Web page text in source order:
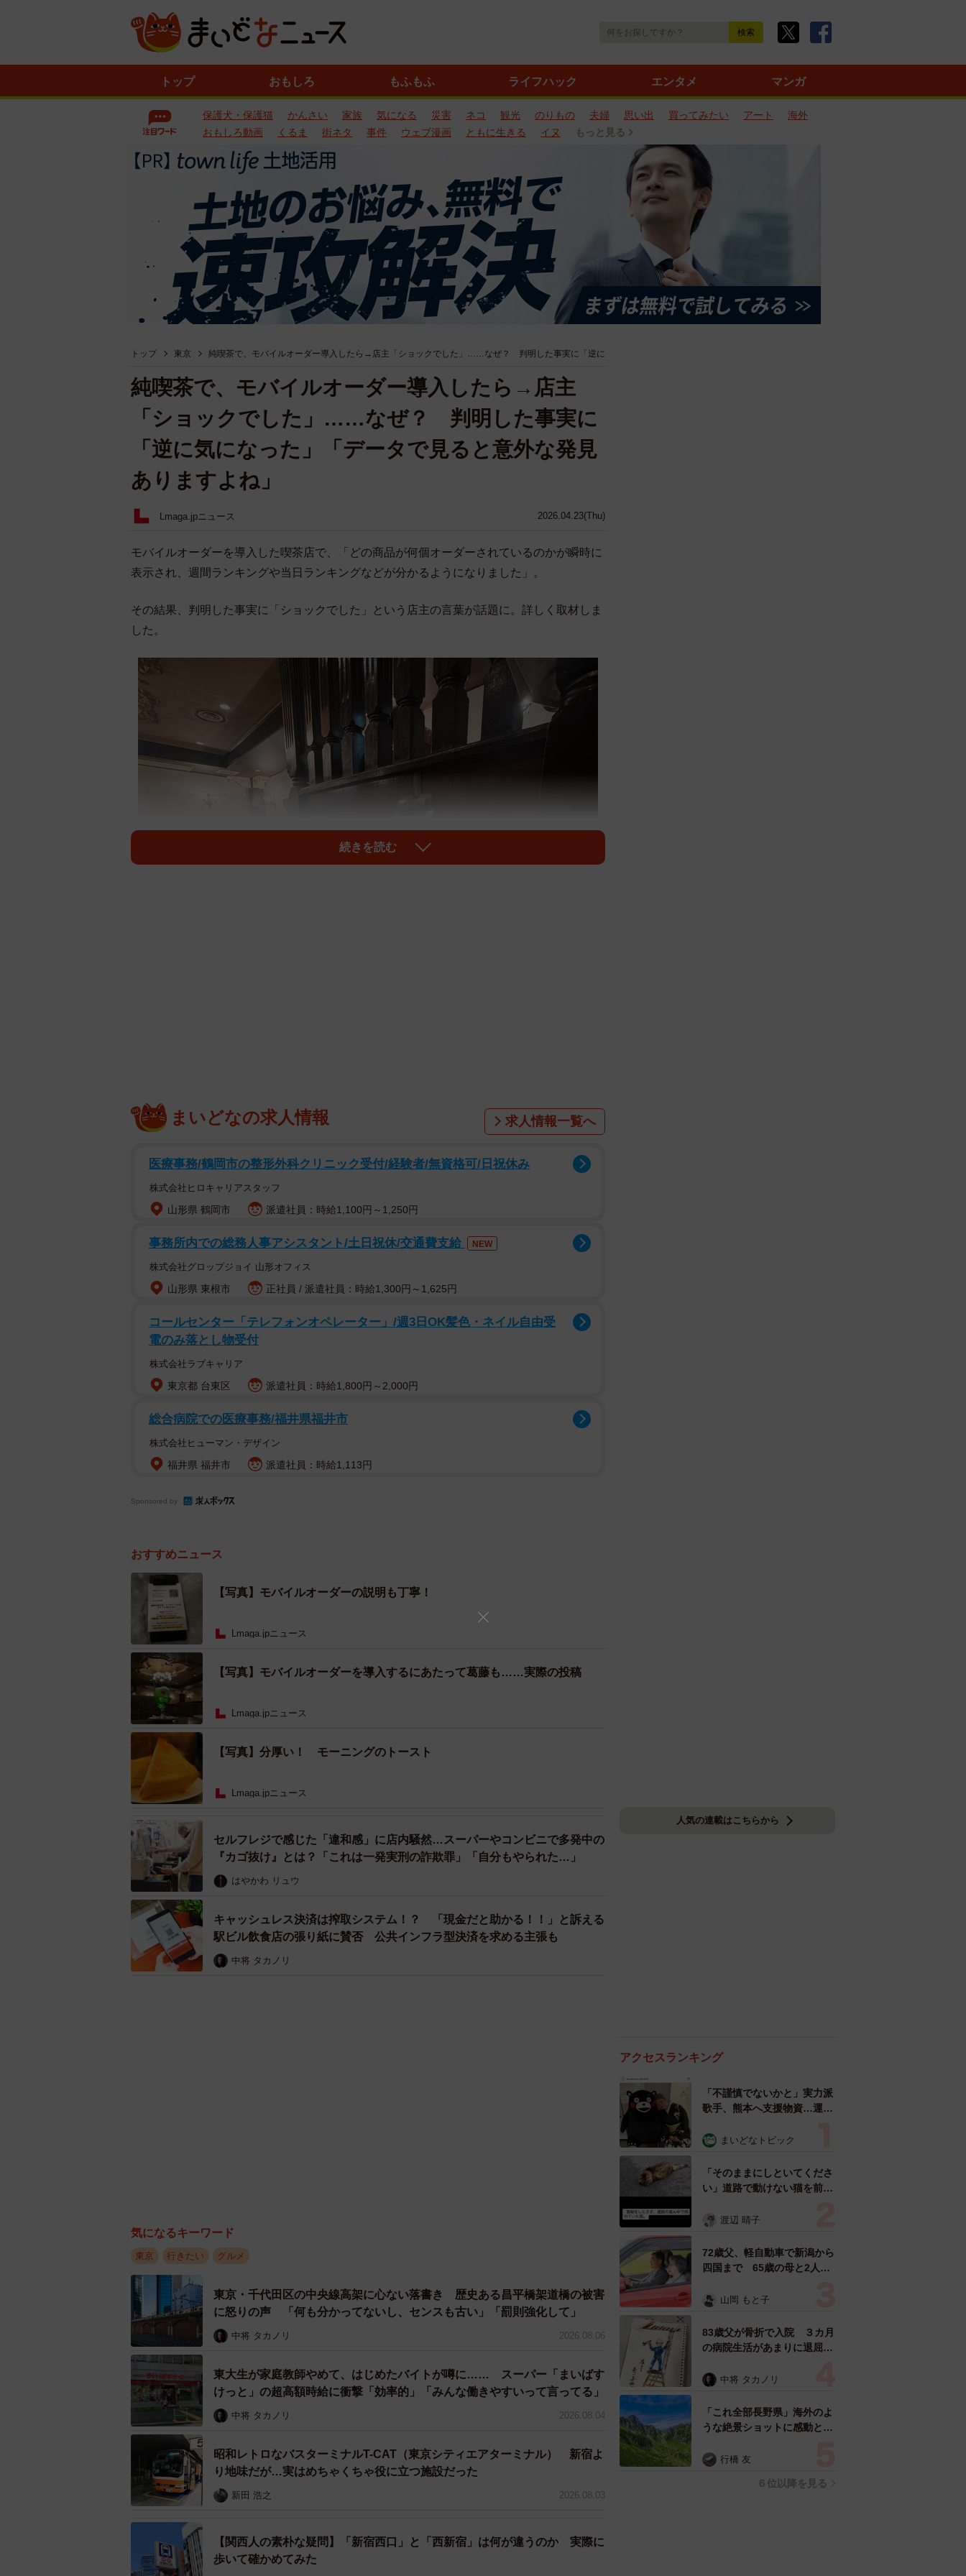
トップ おもしろ もふもふ ライフハック エンタメ マンガ
保護犬・保護猫 かんさい 家族 気になる 災害 ネコ 観光 のりもの 夫婦 思い出 買ってみたい アート
海外
おもしろ動画
くるま 街ネタ 事件 ウェブ漫画 ともに生きる イヌ もっと見る
トップ 東京 純喫茶で、モバイルオーダー導入したら→店主「ショックでした」……なぜ？ 判明した事実に「逆に
2026.04.23(Thu)
純喫茶で、モバイルオーダー導入したら→店主
「ショックでした」……なぜ？ 判明した事実に
「逆に気になった」「データで見ると意外な発見
ありますよね」
Lmaga.jpニュース
モバイルオーダーを導入した喫茶店で、「どの商品が何個オーダーされているのかが瞬時に
表示され、週間ランキングや当日ランキングなどが分かるようになりました」。
その結果、判明した事実に「ショックでした」という店主の言葉が話題に。詳しく取材しま
した。
モバイルオーダーが始まって、QRコードでのオーダーに（「喫茶 王城」のXより）
Xに投稿したのは、東京・上野にある純喫茶「珈琲 王城」（@coffeeoujou）のオーナーの玉
山珉碩さん。クラシックなインテリアと純喫茶ならではのメニューが人気で、週末ともなる
と行列は当たり前です。
モバイルオーダーといえば、客側にとってはタイミングを見て店員に声がけしなくていいな
ど、自分のペースで注文できるのも魅力。
店側にとっては、人件費や注文ミスの削減もありますが、集計しなくても瞬時にオーダー数
が把握できるようになるのもメリット。そのため、今後のメニュー展開や仕入れ量なども調
整しやすくなります。
人気のナポリタン1500円、50年愛されるメニューです（「喫茶 王城」のXより）
今回のモバイルオーダーで判明した人気ベスト3は、ナポリタン、ピザトースト、チョコレ
ートパフェ。そこで、玉山さんが大好きなパスタメニューが、ナポリタンの半分しかなかっ
たことに気づきます。
「珈琲 王城」での密かなイチオシメニューとは何なのか？ モバイルオーダーを導入してか
らの変化について、玉山さんにお話をお聞きしました。
クラシックな内装が魅力的な純喫茶（「喫茶 王城」のXより）
「どの時間帯にスタッフを増やせばいいか」も判明
ーーモバイルオーダー導入の経緯を教えてください
「有難い事に、連日多くのお客様にご来店いただいているのですが、行列が発生するなど、
店外の対応も含め、従業員の負担がかなり増えてしまっていることも事実です。
そのため、伝票にまつわる業務を少しでも減らせたら、と導入を決めました。また、データ
で記録することで、注文ミスを少なくすることも目的の一つでした」
ーー導入してみて、いかがでしたか？
「まず商品の注文数によるランキングが当日だけでなく、週や月ごとに把握できたのは良か
続きを読む
まいどなの求人情報 求人情報一覧へ
医療事務/鶴岡市の整形外科クリニック受付/経験者/無資格可/日祝休み
株式会社ヒロキャリアスタッフ
山形県 鶴岡市 派遣社員：時給1,100円～1,250円
事務所内での総務人事アシスタント/土日祝休/交通費支給 NEW
株式会社グロップジョイ 山形オフィス
山形県 東根市 正社員 / 派遣社員：時給1,300円～1,625円
コールセンター「テレフォンオペレーター」/週3日OK髪色・ネイル自由受
電のみ落とし物受付
株式会社ラブキャリア
東京都 台東区 派遣社員：時給1,800円～2,000円
総合病院での医療事務/福井県福井市
株式会社ヒューマン・デザイン
福井県 福井市 派遣社員：時給1,113円
Sponsored by
おすすめニュース
【写真】モバイルオーダーの説明も丁寧！
Lmaga.jpニュース
【写真】モバイルオーダーを導入するにあたって葛藤も……実際の投稿
Lmaga.jpニュース
【写真】分厚い！ モーニングのトースト
Lmaga.jpニュース
セルフレジで感じた「違和感」に店内騒然…スーパーやコンビニで多発中の
『カゴ抜け』とは？「これは一発実刑の詐欺罪」「自分もやられた…」
はやかわ リュウ
キャッシュレス決済は搾取システム！？ 「現金だと助かる！！」と訴える
駅ビル飲食店の張り紙に賛否 公共インフラ型決済を求める主張も
中将 タカノリ
気になるキーワード
東京 行きたい グルメ
東京・千代田区の中央線高架に心ない落書き 歴史ある昌平橋架道橋の被害
に怒りの声 「何も分かってないし、センスも古い」「罰則強化して」
中将 タカノリ 2026.08.06
東大生が家庭教師やめて、はじめたバイトが噂に…… スーパー「まいばす
けっと」の超高額時給に衝撃「効率的」「みんな働きやすいって言ってる」
中将 タカノリ 2026.08.04
昭和レトロなバスターミナルT-CAT（東京シティエアターミナル） 新宿よ
り地味だが…実はめちゃくちゃ役に立つ施設だった
新田 浩之 2026.08.03
【関西人の素朴な疑問】「新宿西口」と「西新宿」は何が違うのか 実際に
歩いて確かめてみた
人気の連載はこちらから
アクセスランキング
「不謹慎でないかと」実力派
歌手、熊本へ支援物資…運搬
めらい 「痛いほど伝わる」
まいどなトピック
「そのままにしといてくださ
い」道路で動けない猫を前に
ようとした4日間 「命の重
表の訴え
渡辺 晴子
72歳父、軽自動車で新潟から
四国まで 65歳の母と2人で
憩まで分刻み… 「大学生で
山岡 もと子
83歳父が骨折で入院 ３カ月
の病院生活があまりに退屈で
い！」→スケッチブックを見
すよ…」
中将 タカノリ
「これ全部長野県」海外のよ
うな絶景ショットに感動と反
ったんだって気づいた」
行橋 友
６位以降を見る